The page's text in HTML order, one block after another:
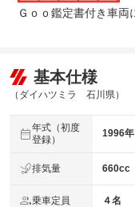
Ｇｏｏ鑑定書付き車両
基本仕様
（ダイハツミラ 石川県）
年式（初度
登録）
1996年
排気量 660cc
乗車定員 ４名